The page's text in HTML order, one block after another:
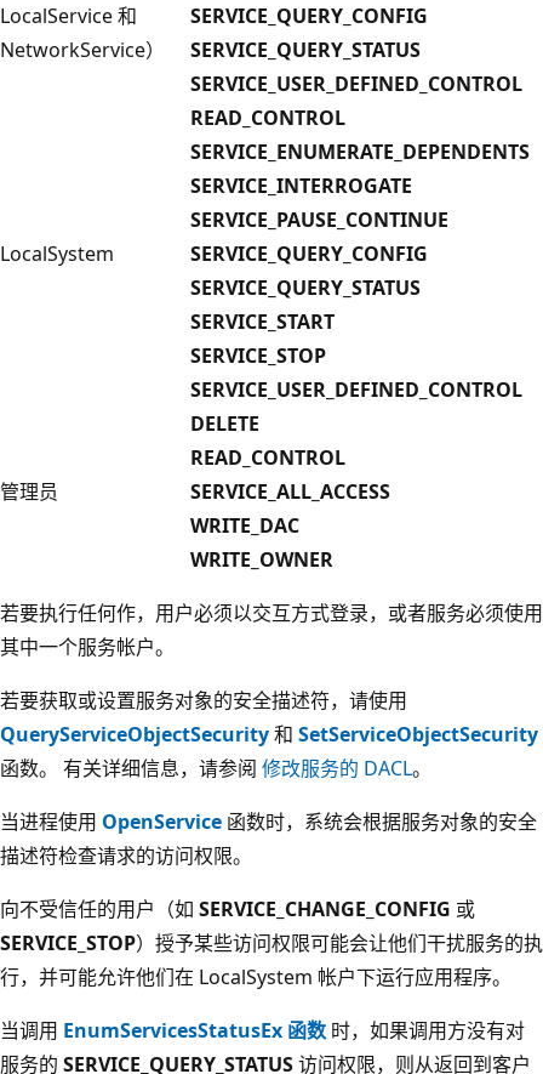
LocalService 和
NetworkService）
SERVICE_QUERY_CONFIG
SERVICE_QUERY_STATUS
SERVICE_USER_DEFINED_CONTROL
LocalSystem
READ_CONTROL
SERVICE_ENUMERATE_DEPENDENTS
SERVICE_INTERROGATE
SERVICE_PAUSE_CONTINUE
SERVICE_QUERY_CONFIG
SERVICE_QUERY_STATUS
SERVICE_START
SERVICE_STOP
SERVICE_USER_DEFINED_CONTROL
管理员
DELETE
READ_CONTROL
SERVICE_ALL_ACCESS
WRITE_DAC
WRITE_OWNER
若要执行任何作，用户必须以交互方式登录，或者服务必须使用
其中一个服务帐户。
若要获取或设置服务对象的安全描述符，请使用
QueryServiceObjectSecurity和 SetServiceObjectSecurity
函数。 有关详细信息，请参阅 修改服务的 DACL。
当进程使用 OpenService 函数时，系统会根据服务对象的安全
描述符检查请求的访问权限。
向不受信任的用户（如 SERVICE_CHANGE_CONFIG 或
SERVICE_STOP）授予某些访问权限可能会让他们干扰服务的执
行，并可能允许他们在 LocalSystem 帐户下运行应用程序。
当调用 EnumServicesStatusEx 函数 时，如果调用方没有对
服务的 SERVICE_QUERY_STATUS访问权限，则从返回到客户